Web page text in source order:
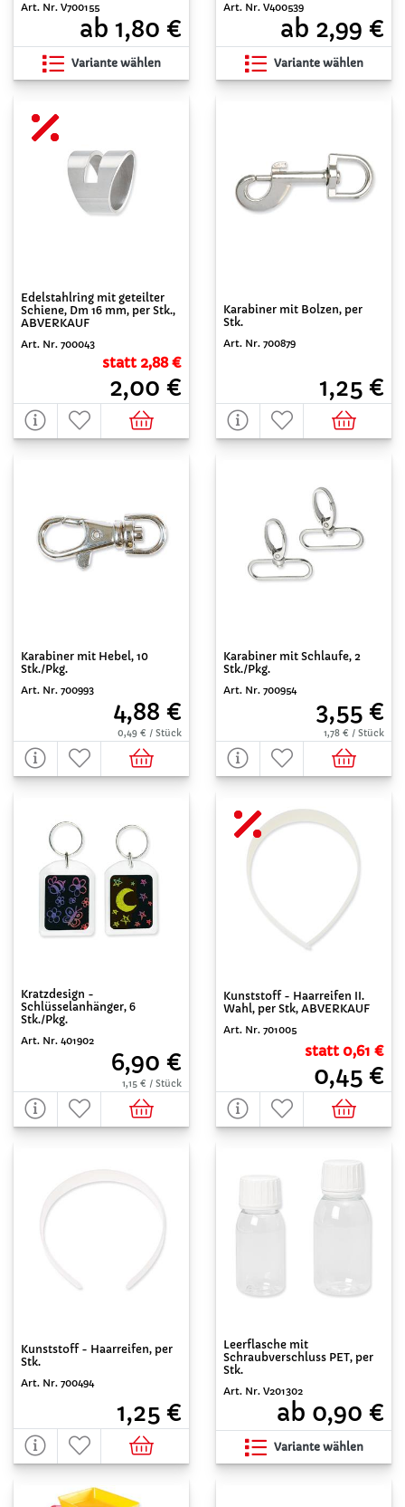
Art. Nr. V700155
ab 1,80 €
Variante wählen
Art. Nr. V400539
ab 2,99 €
Variante wählen
Edelstahlring mit geteilter
Schiene, Dm 16 mm, per Stk.,
ABVERKAUF
Art. Nr. 700043
statt 2,88 €
2,00 €
Karabiner mit Bolzen, per
Stk.
Art. Nr. 700879
1,25 €
Karabiner mit Hebel, 10
Stk./Pkg.
Art. Nr. 700993
4,88 €
0,49 € / Stück
Karabiner mit Schlaufe, 2
Stk./Pkg.
Art. Nr. 700954
3,55 €
1,78 € / Stück
Kratzdesign -
Schlüsselanhänger, 6
Stk./Pkg.
Art. Nr. 401902
6,90 €
1,15 € / Stück
Kunststoff - Haarreifen II.
Wahl, per Stk, ABVERKAUF
Art. Nr. 701005
statt 0,61 €
0,45 €
Kunststoff - Haarreifen, per
Stk.
Art. Nr. 700494
1,25 €
Leerflasche mit
Schraubverschluss PET, per
Stk.
Art. Nr. V201302
ab 0,90 €
Variante wählen